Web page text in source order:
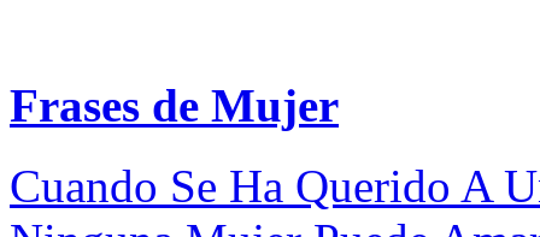
Frases de Mujer
Cuando Se Ha Querido A